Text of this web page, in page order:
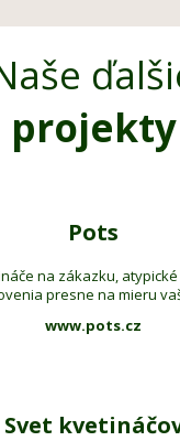
projekty
Pots
na zákazku,
presne na mieru
www.pots.cz
Svet